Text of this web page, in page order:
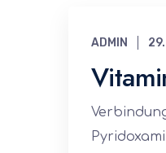
ADMIN